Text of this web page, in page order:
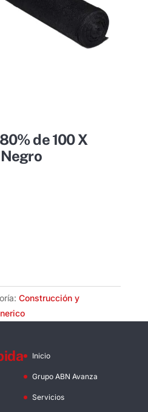
de 100 X
Construcción y
Inicio
Grupo ABN Avanza
Servicios